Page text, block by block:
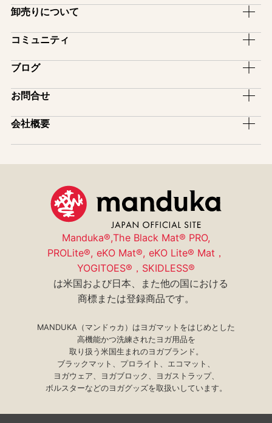
ヨガグッズ
ヨガマットケア用品
ヨガ雑貨
お買い物ガイド
ブランドストーリー
保証制度
マットの選び方
販売店舗一覧
卸売りについて
卸売のご案内
レンタルサービス
ヨガマットロゴ入れサービス
コミュニティ
アンバサダー
スタジオ導入紹介
ブログ
ピックアップ
manduka mag
お問合せ
一般のお問い合わせ
会社概要
サイトマップ
プライバシーポリシー
Manduka®,The Black Mat® PRO,
PROLite®, eKO Mat®, eKO Lite® Mat，
YOGITOES®，SKIDLESS®
は米国および日本、また他の国における
商標または登録商品です。
MANDUKA（マンドゥカ）はヨガマットをはじめとした
高機能かつ洗練されたヨガ用品を
取り扱う米国生まれのヨガブランド。
ブラックマット、プロライト、エコマット、
ヨガウェア、ヨガブロック、ヨガストラップ、
ボルスターなどのヨガグッズを取扱いしています。